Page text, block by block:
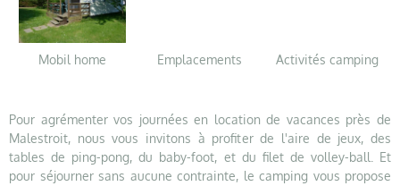
Mobil home Emplacements Activités camping
Pour agrémenter vos journées en location de vacances près de
Malestroit, nous vous invitons à profiter de l'aire de jeux, des
tables de ping-pong, du baby-foot, et du filet de volley-ball. Et
pour séjourner sans aucune contrainte, le camping vous propose